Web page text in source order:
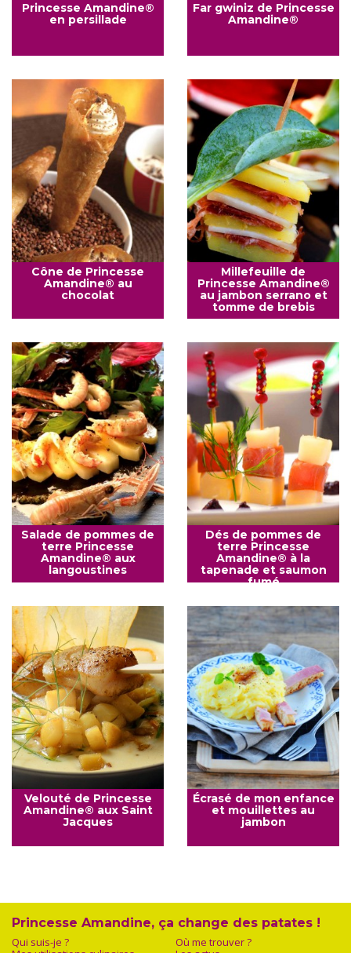
Princesse Amandine®
en persillade
Far gwiniz de Princesse
Amandine®
Cône de Princesse
Amandine® au
chocolat
Millefeuille de
Princesse Amandine®
au jambon serrano et
tomme de brebis
Salade de pommes de
terre Princesse
Amandine® aux
langoustines
Dés de pommes de
terre Princesse
Amandine® à la
tapenade et saumon
fumé
Velouté de Princesse
Amandine® aux Saint
Jacques
Écrasé de mon enfance
et mouillettes au
jambon
Princesse Amandine, ça change des patates !
Qui suis-je ?
Où me trouver ?